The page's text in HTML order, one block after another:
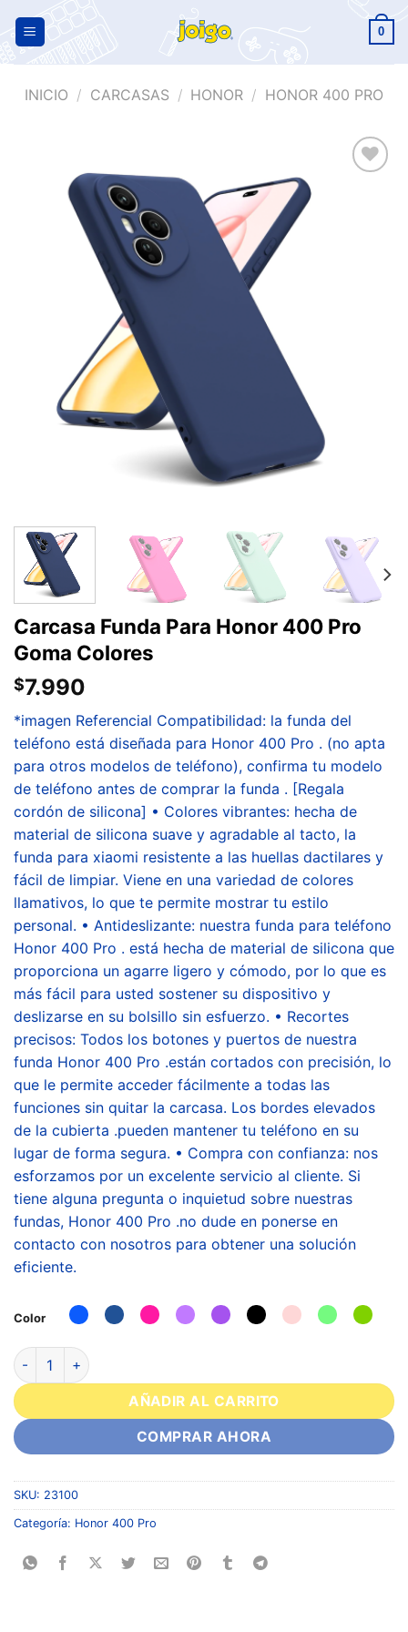
0
INICIO / CARCASAS / HONOR / HONOR 400 PRO
Carcasa Funda Para Honor 400 Pro
Goma Colores
$7.990
*imagen Referencial Compatibilidad: la funda del
teléfono está diseñada para Honor 400 Pro . (no apta
para otros modelos de teléfono), confirma tu modelo
de teléfono antes de comprar la funda . [Regala
cordón de silicona] • Colores vibrantes: hecha de
material de silicona suave y agradable al tacto, la
funda para xiaomi resistente a las huellas dactilares y
fácil de limpiar. Viene en una variedad de colores
llamativos, lo que te permite mostrar tu estilo
personal. • Antideslizante: nuestra funda para teléfono
Honor 400 Pro . está hecha de material de silicona que
proporciona un agarre ligero y cómodo, por lo que es
más fácil para usted sostener su dispositivo y
deslizarse en su bolsillo sin esfuerzo. • Recortes
precisos: Todos los botones y puertos de nuestra
funda Honor 400 Pro .están cortados con precisión, lo
que le permite acceder fácilmente a todas las
funciones sin quitar la carcasa. Los bordes elevados
de la cubierta .pueden mantener tu teléfono en su
lugar de forma segura. • Compra con confianza: nos
esforzamos por un excelente servicio al cliente. Si
tiene alguna pregunta o inquietud sobre nuestras
fundas, Honor 400 Pro .no dude en ponerse en
contacto con nosotros para obtener una solución
eficiente.
Color
AÑADIR AL CARRITO
COMPRAR AHORA
SKU: 23100
Categoría: Honor 400 Pro